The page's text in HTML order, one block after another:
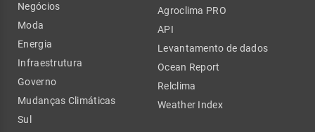
Negócios
Moda
Energia
Infraestrutura
Governo
Mudanças Climáticas
Sul
Agroclima PRO
API
Levantamento de dados
Ocean Report
Relclima
Weather Index